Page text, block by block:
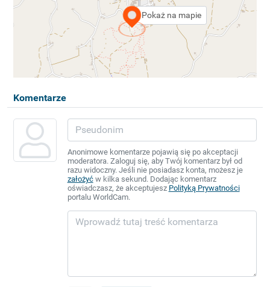
Pokaż na mapie
Komentarze
Anonimowe komentarze pojawią się po akceptacji
moderatora. Zaloguj się, aby Twój komentarz był od
razu widoczny. Jeśli nie posiadasz konta, możesz je
założyćw kilka sekund. Dodając komentarz
oświadczasz, że akceptujesz Polityką Prywatności
portalu WorldCam.